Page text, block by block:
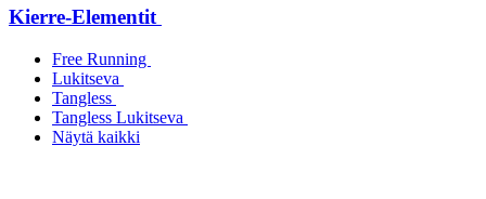
Kierre-Elementit
Free Running
Lukitseva
Tangless
Tangless Lukitseva
Näytä kaikki